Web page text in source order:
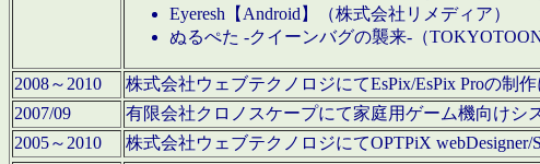
Eyeresh【Android】（株式会社リメディア）
ぬるぺた -クイーンバグの襲来-（
2008～2010
株式会社ウェブテクノロジにてEsPix/EsPix Proの制
2007/09
有限会社クロノスケープにて家庭用ゲーム機向けシ
2005～2010
株式会社ウェブテクノロジにてOPTPiX